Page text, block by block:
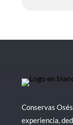
Conservas
experiencia,